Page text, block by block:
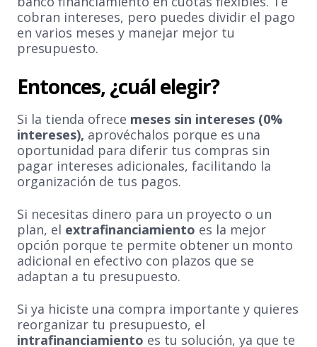
cobran intereses, pero puedes dividir el pago
en varios meses y manejar mejor tu
presupuesto.
Entonces, ¿cuál elegir?
Si la tienda ofrece meses sin intereses (0%
intereses), aprovéchalos porque es una
oportunidad para diferir tus compras sin
pagar intereses adicionales, facilitando la
organización de tus pagos.
Si necesitas dinero para un proyecto o un
plan, el extrafinanciamiento es la mejor
opción porque te permite obtener un monto
adicional en efectivo con plazos que se
adaptan a tu presupuesto.
Si ya hiciste una compra importante y quieres
reorganizar tu presupuesto, el
intrafinanciamiento es tu solución, ya que te